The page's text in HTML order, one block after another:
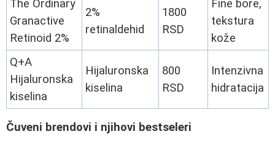
The Ordinary
Granactive
Retinoid 2%
2%
retinaldehid
1800
RSD
Fine bore,
tekstura
kože
Q+A
Hijaluronska
kiselina
Hijaluronska
kiselina
800
RSD
Intenzivna
hidratacija
Čuveni brendovi i njihovi bestseleri